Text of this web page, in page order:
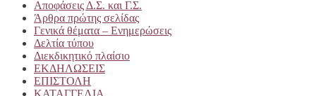
Αποφάσεις Δ.Σ. και Γ.Σ.
Άρθρα πρώτης σελίδας
Γενικά θέματα – Ενημερώσεις
Δελτία τύπου
Διεκδικητικό πλαίσιο
ΕΚΔΗΛΩΣΕΙΣ
ΕΠΙΣΤΟΛΗ
ΚΑΤΑΓΓΕΛΙΑ